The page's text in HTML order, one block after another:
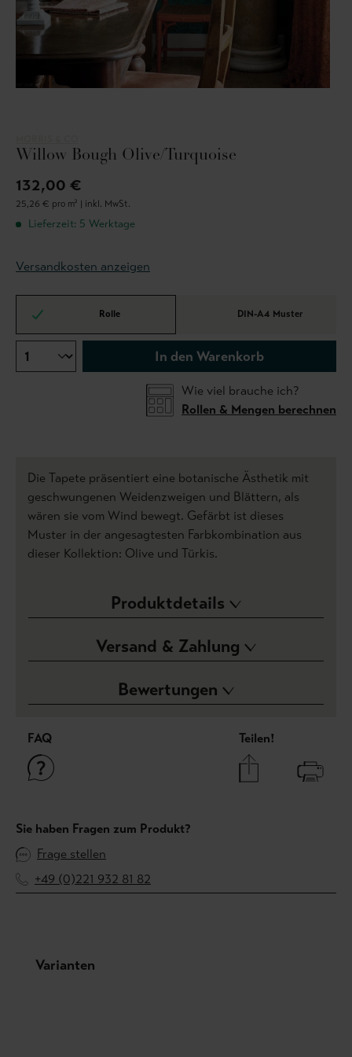
Willow Bough Olive/Turquoise
132,00 €
25,26 € pro m² | inkl. MwSt.
Lieferzeit: 5 Werktage
Versandkosten anzeigen
Rolle DIN-A4 Muster
In den Warenkorb
Wie viel brauche ich?
Rollen & Mengen berechnen
Die Tapete präsentiert eine botanische Ästhetik mit
geschwungenen Weidenzweigen und Blättern, als
wären sie vom Wind bewegt. Gefärbt ist dieses
Muster in der angesagtesten Farbkombination aus
dieser Kollektion: Olive und Türkis.
Produktdetails
Versand & Zahlung
Bewertungen
FAQ Teilen!
Sie haben Fragen zum Produkt?
Frage stellen
+49 (0)221 932 81 82
Produktgalerie überspringen
Varianten